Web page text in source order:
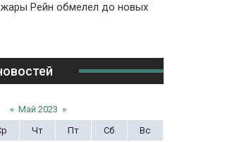
Рейн обмелел до новых
« Май 2023 »
Чт Пт Сб Вс